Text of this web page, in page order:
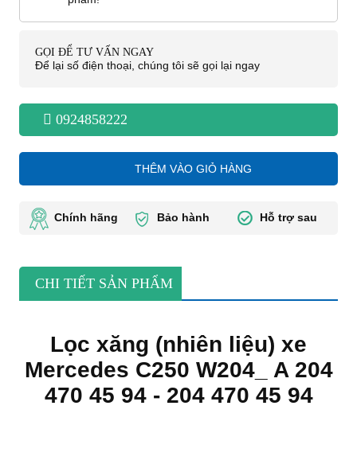
GỌI ĐỂ TƯ VẤN NGAY
Để lại số điện thoại, chúng tôi sẽ gọi lại ngay
0924858222
THÊM VÀO GIỎ HÀNG
Chính hãng Bảo hành Hỗ trợ sau
CHI TIẾT SẢN PHẨM
Lọc xăng (nhiên liệu) xe
Mercedes C250 W204_ A 204
470 45 94 - 204 470 45 94